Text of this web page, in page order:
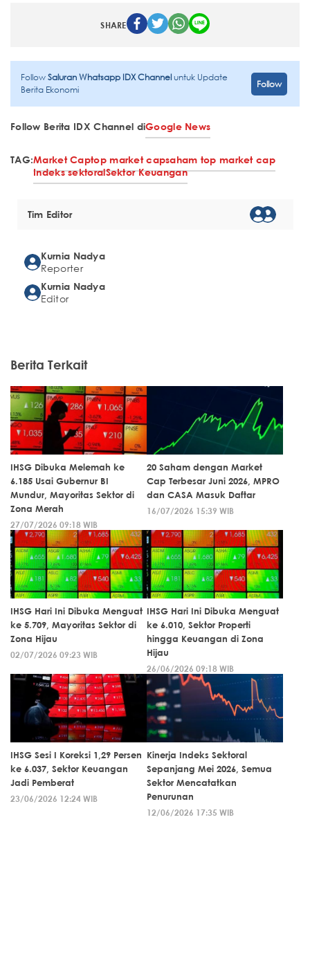
SHARE
FollowSaluran Whatsapp IDX Channeluntuk Update
Berita Ekonomi
Follow
Follow Berita IDX Channel diGoogle News
TAG:Market Captop market capsaham top market cap
Indeks sektoralSektor Keuangan
Tim Editor
Kurnia Nadya
Reporter
Kurnia Nadya
Editor
Berita Terkait
IHSG Dibuka Melemah ke
6.185 Usai Gubernur BI
Mundur, Mayoritas Sektor di
Zona Merah
27/07/2026 09:18 WIB
20 Saham dengan Market
Cap Terbesar Juni 2026, MPRO
dan CASA Masuk Daftar
16/07/2026 15:39 WIB
IHSG Hari Ini Dibuka Menguat
ke 5.709, Mayoritas Sektor di
Zona Hijau
02/07/2026 09:23 WIB
IHSG Hari Ini Dibuka Menguat
ke 6.010, Sektor Properti
hingga Keuangan di Zona
Hijau
26/06/2026 09:18 WIB
IHSG Sesi I Koreksi 1,29 Persen
ke 6.037, Sektor Keuangan
Jadi Pemberat
23/06/2026 12:24 WIB
Kinerja Indeks Sektoral
Sepanjang Mei 2026, Semua
Sektor Mencatatkan
Penurunan
12/06/2026 17:35 WIB